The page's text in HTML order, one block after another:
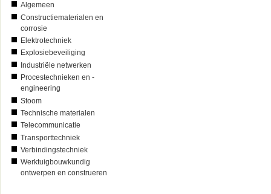
Algemeen
Constructiematerialen en
corrosie
Elektrotechniek
Explosiebeveiliging
Industriële netwerken
Procestechnieken en -
engineering
Stoom
Technische materialen
Telecommunicatie
Transporttechniek
Verbindingstechniek
Werktuigbouwkundig
ontwerpen en construeren